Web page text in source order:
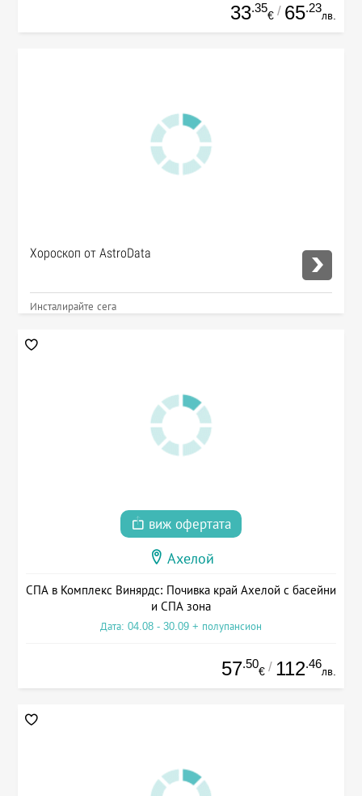
33.35
€ / 65.23
лв.
Хороскоп от AstroData
Инсталирайте сега
виж офертата
Ахелой
СПА в Комплекс Винярдс: Почивка край Ахелой с басейни
и СПА зона
Дата: 04.08 - 30.09 + полупансион
57.50
€ / 112.46
лв.